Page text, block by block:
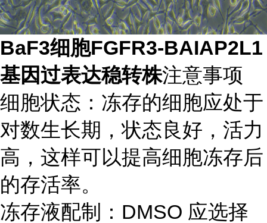
BaF3细胞FGFR3-BAIAP2L1
基因过表达稳转株注意事项
细胞状态：冻存的细胞应处于
对数生长期，状态良好，活力
高，这样可以提高细胞冻存后
的存活率。
冻存液配制：DMSO 应选择